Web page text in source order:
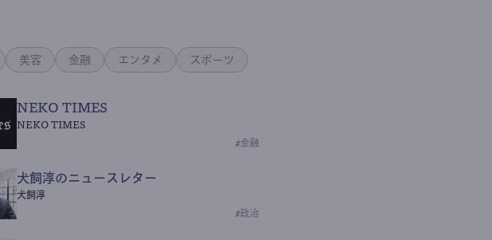
美容 金融 エンタメ スポーツ
NEKO TIMES
NEKO TIMES
#金融
犬飼淳のニュースレター
犬飼淳
#政治